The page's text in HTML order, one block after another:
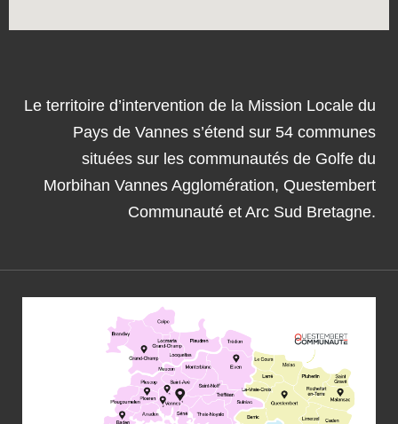
Le territoire d’intervention de la Mission Locale du
Pays de Vannes s’étend sur 54 communes
situées sur les communautés de Golfe du
Morbihan Vannes Agglomération, Questembert
Communauté et Arc Sud Bretagne.